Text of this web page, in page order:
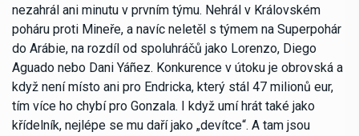
nezahrál ani minutu v prvním týmu. Nehrál v Královském
poháru proti Mineře, a navíc neletěl s týmem na Superpohár
do Arábie, na rozdíl od spoluhráčů jako Lorenzo, Diego
Aguado nebo Dani Yáñez. Konkurence v útoku je obrovská a
když není místo ani pro Endricka, který stál 47 milionů eur,
tím více ho chybí pro Gonzala. I když umí hrát také jako
křídelník, nejlépe se mu daří jako „devítce“. A tam jsou